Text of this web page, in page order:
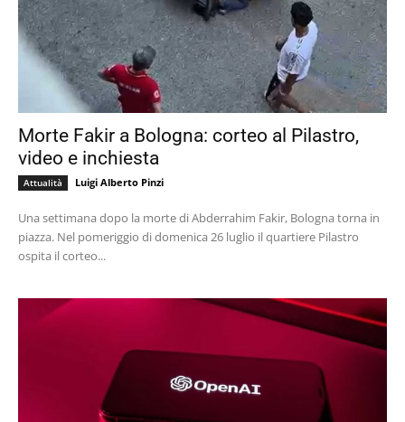
Morte Fakir a Bologna: corteo al Pilastro,
video e inchiesta
Attualità Luigi Alberto Pinzi
Una settimana dopo la morte di Abderrahim Fakir, Bologna torna in
piazza. Nel pomeriggio di domenica 26 luglio il quartiere Pilastro
ospita il corteo...